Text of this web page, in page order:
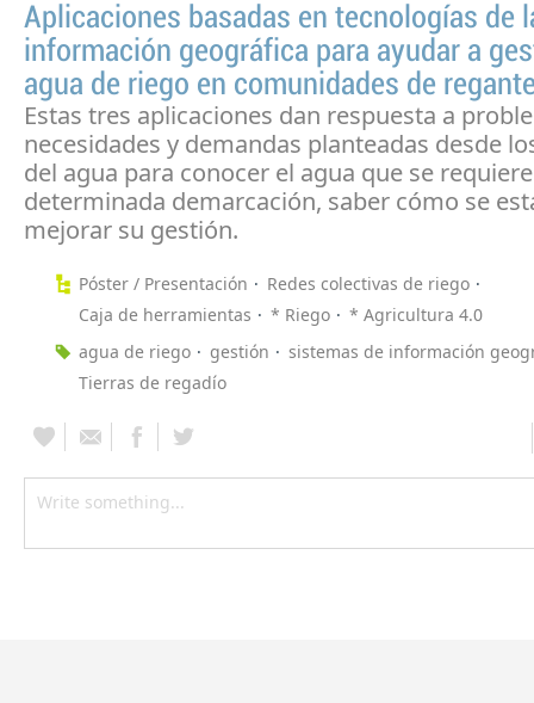
Aplicaciones basadas en tecnologías de
información geográfica para ayudar a
agua de riego en comunidades de
Estas tres aplicaciones dan respuesta a
necesidades y demandas planteadas desde
del agua para conocer el agua que se
determinada demarcación, saber cómo se
mejorar su gestión.
Póster / Presentación
Redes colectivas de riego
Caja de herramientas
* Riego
* Agricultura 4.0
agua de riego
gestión
sistemas de información
Tierras de regadío